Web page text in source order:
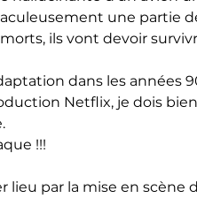
une partie
morts, ils vont devoir
dans les années
Netflix, je dois
!!!
par la mise en scène